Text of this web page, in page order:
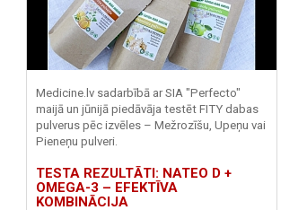
Medicine.lv sadarbībā ar SIA "Perfecto"
maijā un jūnijā piedāvāja testēt FITY dabas
pulverus pēc izvēles – Mežrozīšu, Upeņu vai
Pieneņu pulveri.
TESTA REZULTĀTI: NATEO D +
OMEGA-3 – EFEKTĪVA
KOMBINĀCIJA